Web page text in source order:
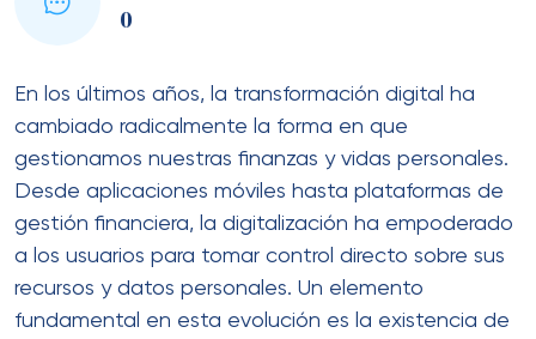
0
En los últimos años, la transformación digital ha
cambiado radicalmente la forma en que
gestionamos nuestras finanzas y vidas personales.
Desde aplicaciones móviles hasta plataformas de
gestión financiera, la digitalización ha empoderado
a los usuarios para tomar control directo sobre sus
recursos y datos personales. Un elemento
fundamental en esta evolución es la existencia de